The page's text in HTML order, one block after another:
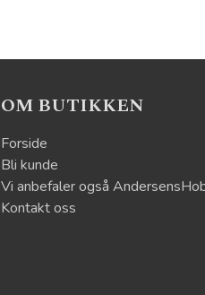
OM BUTIKKEN
Forside
Bli kunde
Vi anbefaler også
Kontakt oss